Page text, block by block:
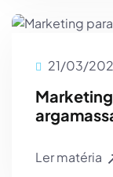
21/03/
Ler matéria